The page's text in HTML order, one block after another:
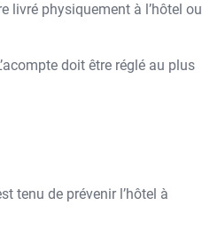
livré physiquement à l’hôtel ou
doit être réglé au plus
tenu de prévenir l’hôtel à